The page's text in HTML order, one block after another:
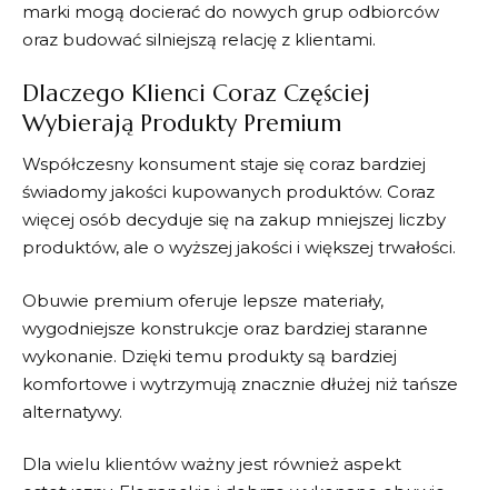
marki mogą docierać do nowych grup odbiorców
oraz budować silniejszą relację z klientami.
Dlaczego Klienci Coraz Częściej
Wybierają Produkty Premium
Współczesny konsument staje się coraz bardziej
świadomy jakości kupowanych produktów. Coraz
więcej osób decyduje się na zakup mniejszej liczby
produktów, ale o wyższej jakości i większej trwałości.
Obuwie premium oferuje lepsze materiały,
wygodniejsze konstrukcje oraz bardziej staranne
wykonanie. Dzięki temu produkty są bardziej
komfortowe i wytrzymują znacznie dłużej niż tańsze
alternatywy.
Dla wielu klientów ważny jest również aspekt